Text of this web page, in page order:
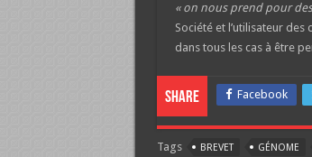
« on nous prend pour
Société et l’utilisateur
dans tous les cas à être
Share Facebook
Tags BREVET GÉNOME